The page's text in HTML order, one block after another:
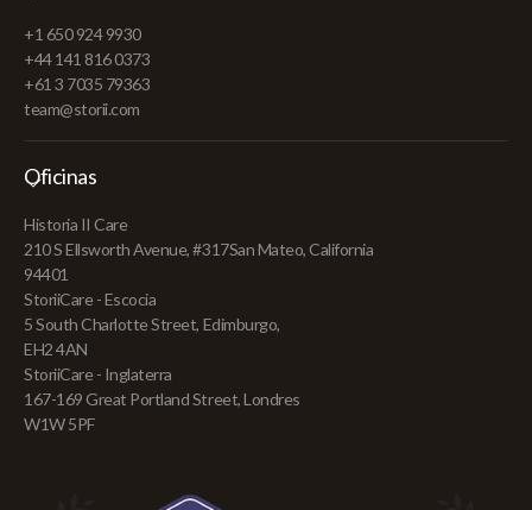
+1 650 924 9930
+44 141 816 0373
+61 3 7035 79363
team@storii.com
Oficinas
Historia II Care
210 S Ellsworth Avenue, #317San Mateo, California
94401
StoriiCare - Escocia
5 South Charlotte Street, Edimburgo,
EH2 4AN
StoriiCare - Inglaterra
167-169 Great Portland Street, Londres
W1W 5PF